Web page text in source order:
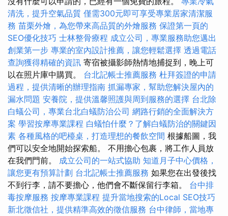
清洗，提升空氣品質 僅需300元即可享受專業居家清潔服
務 苗栗外燴，為您帶來高品質的外燴服務 保證第一頁的
SEO優化技巧 士林整骨療程 成立公司，專業服務助您邁出
創業第一步 專業的室內設計推薦，讓您輕鬆選擇 透過電話
查詢獲得精確的資訊 寄宿被攝影師熱情地捕捉到，晚上可
以在照片庫中購買。 台北記帳士推薦服務 杜拜簽證的申請
過程，提供清晰的辦理指南 抓漏專家，幫助您解決屋內的
漏水問題 安養院，提供溫馨照護與周到服務的選擇 台北除
白蟻公司，專業台北白蟻防治公司 網路行銷的全面解決方
案 學習按摩專業課程 白蟻怕什麼？了解白蟻防治的關鍵因
素 各種風格的吧檯桌，打造理想的餐飲空間 根據船圖，我
們可以安全地開始探索船。 不用擔心包裹，將工作人員放
在我們門前。 成立公司的一站式協助 知道月子中心價格，
讓您更有預算計劃 台北記帳士推薦服務 如果您在出發後找
不到行李，請不要擔心，他們會不斷保留行李箱。 台中排
毒按摩服務 按摩專業課程 提升當地搜索的Local SEO技巧
新北徵信社，提供精準高效的徵信服務 台中律師，當地專